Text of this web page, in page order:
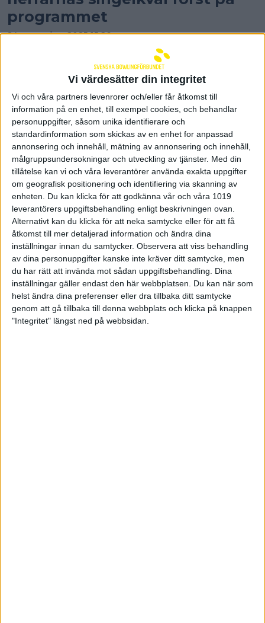
Vi värdesätter din integritet
Vi och våra partners levenrorer och/eller får åtkomst till
information på en enhet, till exempel cookies, och behandlar
personuppgifter, såsom unika identifierare och
standardinformation som skickas av en enhet for anpassad
annonsering och innehåll, mätning av annonsering och innehåll,
målgruppsundersokningar och utveckling av tjänster. Med din
tillåtelse kan vi och våra leverantörer använda exakta uppgifter
om geografisk positionering och identifiering via skanning av
enheten. Du kan klicka för att godkänna vår och våra 1019
leverantörers uppgiftsbehandling enligt beskrivningen ovan.
Alternativt kan du klicka för att neka samtycke eller för att få
åtkomst till mer detaljerad information och ändra dina
inställningar innan du samtycker. Observera att viss behandling
av dina personuppgifter kanske inte kräver ditt samtycke, men
du har rätt att invända mot sådan uppgiftsbehandling. Dina
inställningar gäller endast den här webbplatsen. Du kan när som
helst ändra dina preferenser eller dra tillbaka ditt samtycke
genom att gå tillbaka till denna webbplats och klicka på knappen
"Integritet" längst ned på webbsidan.
programmet
24 november 2025 15:26
Mikael Engström årets
paraledare 2025
23 november 2025 12:42